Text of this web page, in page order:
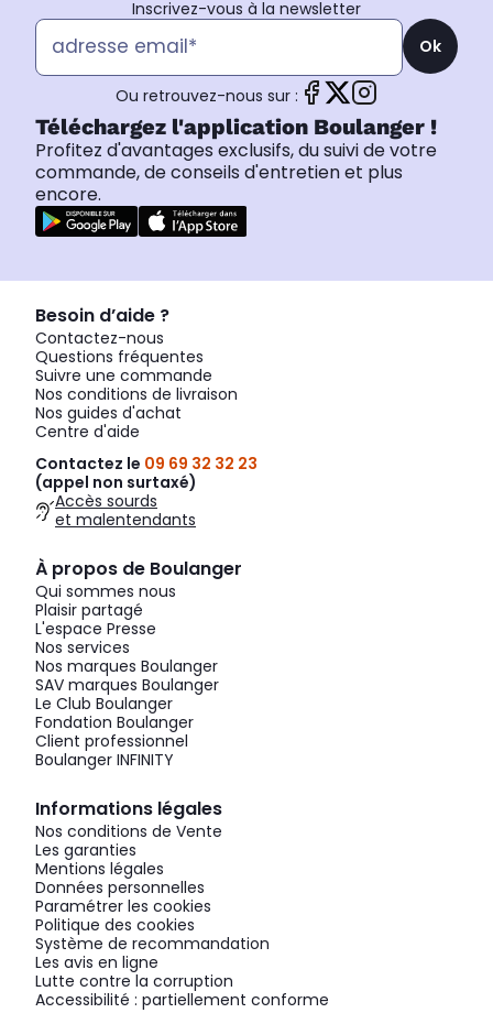
Inscrivez-vous à la newsletter
Ok
Ou retrouvez-nous sur :
Téléchargez l'application Boulanger !
Profitez d'avantages exclusifs, du suivi de votre
commande, de conseils d'entretien et plus
encore.
Besoin d’aide ?
Contactez-nous
Questions fréquentes
Suivre une commande
Nos conditions de livraison
Nos guides d'achat
Centre d'aide
Contactez le 09 69 32 32 23
(appel non surtaxé)
Accès sourds
et malentendants
À propos de Boulanger
Qui sommes nous
Plaisir partagé
L'espace Presse
Nos services
Nos marques Boulanger
SAV marques Boulanger
Le Club Boulanger
Fondation Boulanger
Client professionnel
Boulanger INFINITY
Informations légales
Nos conditions de Vente
Les garanties
Mentions légales
Données personnelles
Paramétrer les cookies
Politique des cookies
Système de recommandation
Les avis en ligne
Lutte contre la corruption
Accessibilité : partiellement conforme